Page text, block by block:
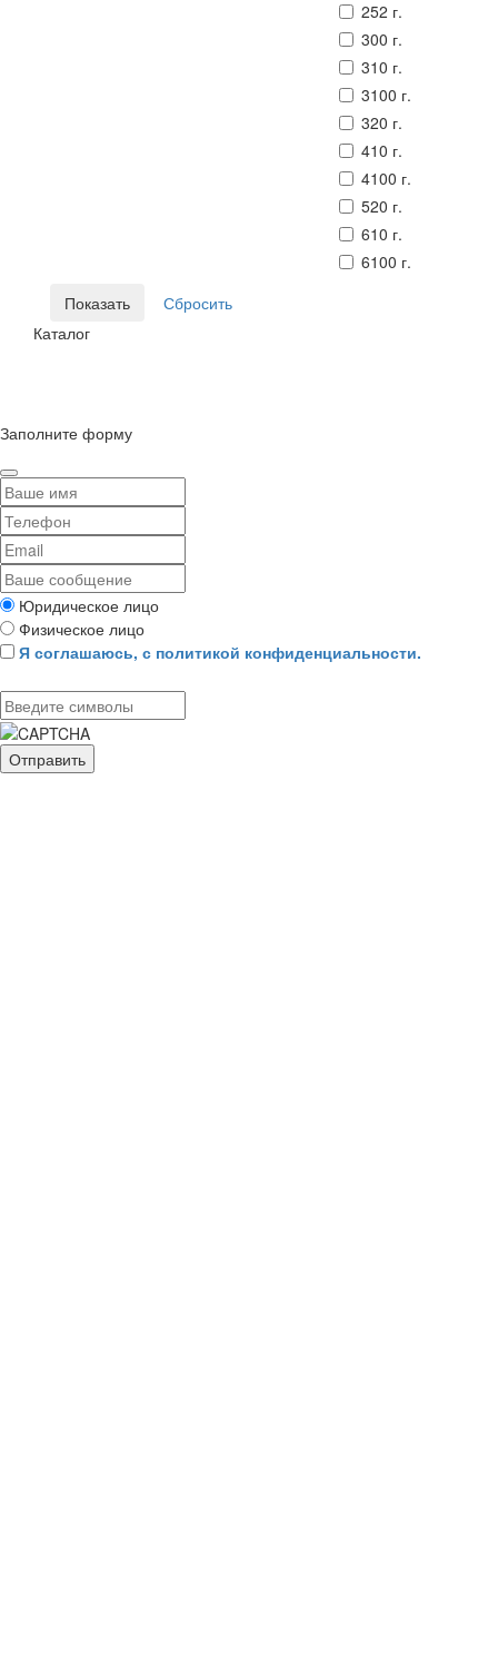
252 г.
300 г.
310 г.
3100 г.
320 г.
410 г.
4100 г.
520 г.
610 г.
6100 г.
Каталог
Заполните форму
Юридическое лицо
Физическое лицо
Я соглашаюсь, с политикой конфиденциальности.